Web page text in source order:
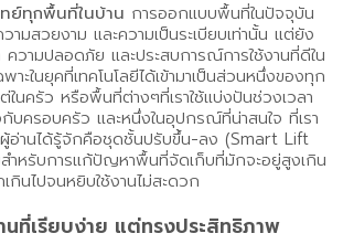
ย์ทุกพื้นที่ในบ้าน การออกแบบพื้นที่ในปัจจุบัน
ามสวยงาม และความเป็นระเบียบเท่านั้น แต่ยัง
วามปลอดภัย และประสบการณ์การใช้งานที่ดีใน
าะในยุคที่เทคโนโลยีได้เข้ามาเป็นส่วนหนึ่งของทุก
ในครัว หรือพื้นที่ต่างๆที่เราใช้แบ่งปันช่วงเวลา
บครอบครัว และหนึ่งในอุปกรณ์ที่น่าสนใจ ที่เรา
ผู้อ่านได้รู้จักคือชุดชั้นปรับขึ้น-ลง (Smart Lift
หรับการแก้ปัญหาพื้นที่จัดเก็บที่มักจะอยู่สูงเกิน
นไปจนหยิบใช้งานไม่สะดวก
นที่เรียบง่าย แต่ทรงประสิทธิภาพ